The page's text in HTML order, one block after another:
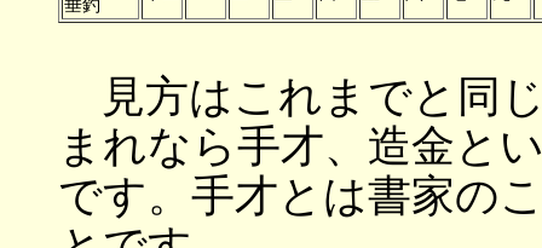
垂釣
見方はこれまでと同
まれなら手才、造金と
です。手才とは書家の